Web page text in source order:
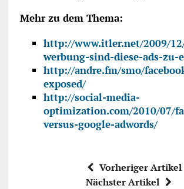
Mehr zu dem Thema:
http://www.itler.net/2009/
werbung-sind-diese-ads-zu-
http://andre.fm/smo/
exposed/
http://social-media-
optimization.com/2010/07/
versus-google-adwords/
Vorheriger Artikel
Nächster Artikel